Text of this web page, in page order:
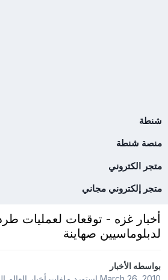
شنطة
منصة شنطة
متجر الكتروني
متجر إلكتروني مجاني
أخبار غزه - توقعات لعمليات
لدبلوماسيين صهاينة
بواسطهالأخبار